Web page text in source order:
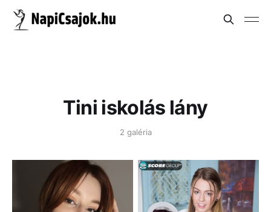
Tini iskolás lány
2 galéria